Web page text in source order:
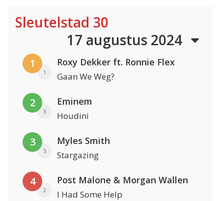
Sleutelstad 30
17 augustus 2024
1
1
Roxy Dekker ft. Ronnie Flex
Gaan We Weg?
2
3
Eminem
Houdini
3
5
Myles Smith
Stargazing
4
2
Post Malone & Morgan Wallen
I Had Some Help